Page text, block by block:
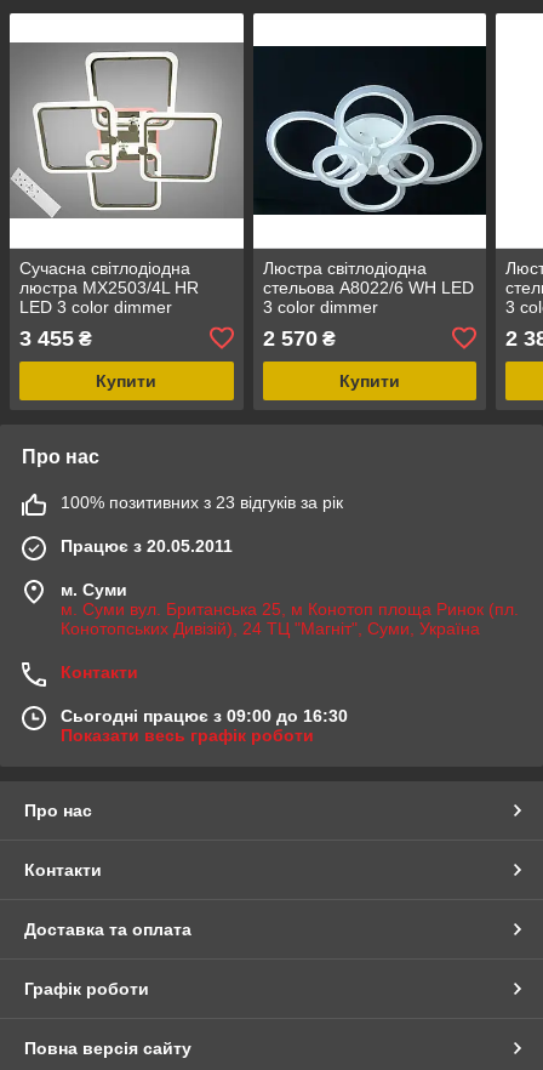
Сучасна світлодіодна
люстра MX2503/4L HR
LED 3 color dimmer
3 455 ₴
Купити
Люстра світлодіодна
стельова A8022/6 WH LED
3 color dimmer
2 570₴
Купити
3
2
Про нас
100% позитивних з 23 відгуків за рік
Працює з 20.05.2011
м. Суми
м. Суми вул. Британська 25, м Конотоп площа Ринок (пл.
Конотопських Дивізій), 24 ТЦ "Магніт", Суми, Україна
Контакти
Сьогодні працює з 09:00 до 16:30
Показати весь графік роботи
Про нас
Контакти
Доставка та оплата
Графік роботи
Повна версія сайту